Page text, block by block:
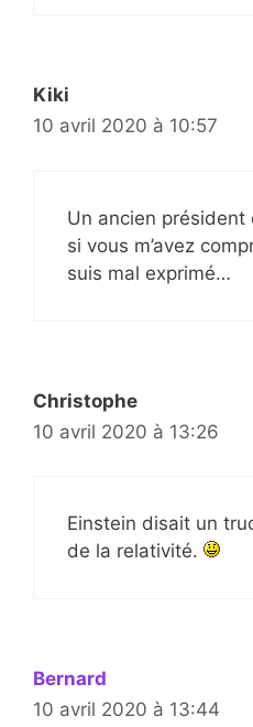
Kiki
10 avril 2020 à 10:57
Un ancien
si vous m’avez
suis mal exprimé…
Christophe
10 avril 2020 à 13:26
Einstein disait un
de la relativité.
Bernard
10 avril 2020 à 13:44